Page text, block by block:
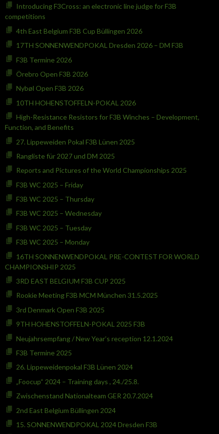
Introducing F3Cross: an electronic line judge for F3B
competitions
4th East Belgium F3B Cup Büllingen 2026
17TH SONNENWENDPOKAL Dresden 2026 – DM F3B
F3B Termine 2026
Örebro Open F3B 2026
Nybøl Open F3B 2026
10TH HOHENSTOFFELN-POKAL 2026
High-Resistance Resistors for F3B Winches – Development,
Function, and Benefits
27. Lippeweiden Pokal F3B Lünen 2025
Rangliste für 2027 und DM 2025
Reports and Pictures of the World Championships 2025
F3B WC 2025 – Friday
F3B WC 2025 – Thursday
F3B WC 2025 – Wednesday
F3B WC 2025 – Tuesday
F3B WC 2025 – Monday
16TH SONNENWENDPOKAL PRE-CONTEST FOR WORLD
CHAMPIONSHIP 2025
3RD EAST BELGIUM F3B CUP 2025
Rookie Meeting F3B MCM München 31.5.2025
3rd Denmark Open F3B 2025
9TH HOHENSTOFFELN-POKAL 2025 F3B
Neujahrsempfang / New Year’s reception 12.1.2024
F3B Termine 2025
26. Lippeweidenpokal F3B Lünen 2024
„Foocup“ 2024 – Training days , 24./25.8.
Zwischenstand Nationalteam GER 20.7.2024
2nd East Belgium Büllingen 2024
15. SONNENWENDPOKAL 2024 Dresden F3B